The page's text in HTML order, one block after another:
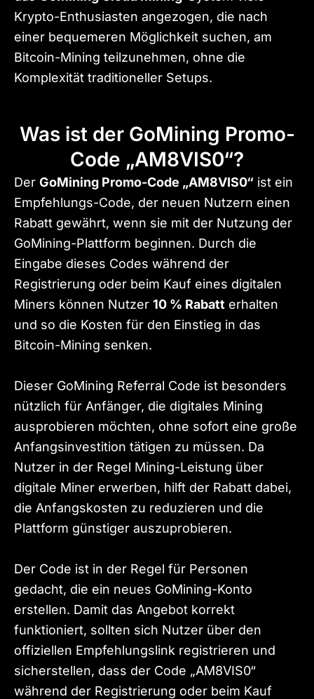
Krypto-Enthusiasten angezogen, die nach
einer bequemeren Möglichkeit suchen, am
Bitcoin-Mining teilzunehmen, ohne die
Komplexität traditioneller Setups.
Was ist der GoMining Promo-
Code „AM8VIS0“?
Der GoMining Promo-Code „AM8VIS0“ ist ein
Empfehlungs-Code, der neuen Nutzern einen
Rabatt gewährt, wenn sie mit der Nutzung der
GoMining-Plattform beginnen. Durch die
Eingabe dieses Codes während der
Registrierung oder beim Kauf eines digitalen
Miners können Nutzer 10 % Rabatt erhalten
und so die Kosten für den Einstieg in das
Bitcoin-Mining senken.
Dieser GoMining Referral Code ist besonders
nützlich für Anfänger, die digitales Mining
ausprobieren möchten, ohne sofort eine große
Anfangsinvestition tätigen zu müssen. Da
Nutzer in der Regel Mining-Leistung über
digitale Miner erwerben, hilft der Rabatt dabei,
die Anfangskosten zu reduzieren und die
Plattform günstiger auszuprobieren.
Der Code ist in der Regel für Personen
gedacht, die ein neues GoMining-Konto
erstellen. Damit das Angebot korrekt
funktioniert, sollten sich Nutzer über den
offiziellen Empfehlungslink registrieren und
sicherstellen, dass der Code „AM8VIS0“
während der Registrierung oder beim Kauf